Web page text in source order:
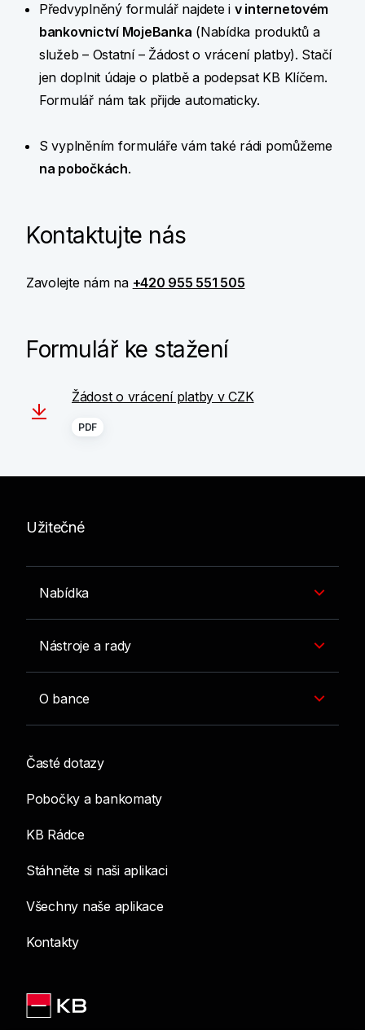
Předvyplněný formulář najdete i v internetovém
bankovnictví MojeBanka (Nabídka produktů a
služeb – Ostatní – Žádost o vrácení platby). Stačí
jen doplnit údaje o platbě a podepsat KB Klíčem.
Formulář nám tak přijde automaticky.
S vyplněním formuláře vám také rádi pomůžeme
na pobočkách.
Kontaktujte nás
Zavolejte nám na +420 955 551 505
Formulář ke stažení
Žádost o vrácení platby v CZK
PDF
Užitečné
Nabídka
Nástroje a rady
O bance
Časté dotazy
Pobočky a bankomaty
KB Rádce
Stáhněte si naši aplikaci
Všechny naše aplikace
Kontakty